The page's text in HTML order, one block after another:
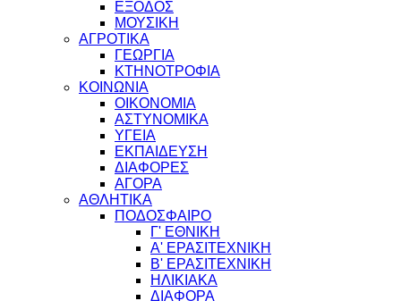
ΕΞΟΔΟΣ
ΜΟΥΣΙΚΗ
ΑΓΡΟΤΙΚΑ
ΓΕΩΡΓΙΑ
ΚΤΗΝΟΤΡΟΦΙΑ
ΚΟΙΝΩΝΙΑ
ΟΙΚΟΝΟΜΙΑ
ΑΣΤΥΝΟΜΙΚΑ
ΥΓΕΙΑ
ΕΚΠΑΙΔΕΥΣΗ
ΔΙΑΦΟΡΕΣ
ΑΓΟΡΑ
ΑΘΛΗΤΙΚΑ
ΠΟΔΟΣΦΑΙΡΟ
Γ' ΕΘΝΙΚΗ
Α' ΕΡΑΣΙΤΕΧΝΙΚΗ
Β' ΕΡΑΣΙΤΕΧΝΙΚΗ
ΗΛΙΚΙΑΚΑ
ΔΙΑΦΟΡΑ